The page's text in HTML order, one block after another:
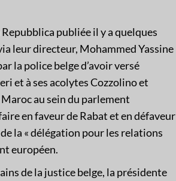
publiée il y a quelques
leur directeur, Mohammed Yassine
la police belge d’avoir versé
et à ses acolytes Cozzolino et
au sein du parlement
en faveur de Rabat et en défaveur
la « délégation pour les relations
européen.
de la justice belge, la présidente